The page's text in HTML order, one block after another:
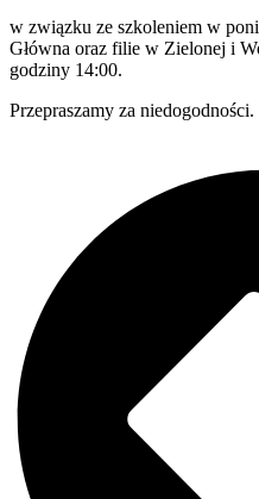
w związku ze szkoleniem w
Główna oraz filie w Zielonej i
godziny 14:00.
Przepraszamy za niedogodności.